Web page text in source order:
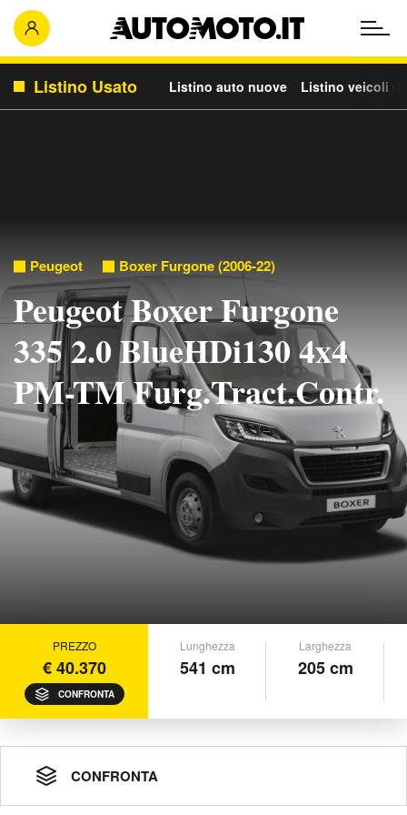
Listino Usato Listino auto nuove Listino veicoli
Peugeot Boxer Furgone (2006-22)
Peugeot Boxer Furgone
335 2.0 BlueHDi130 4x4
PM-TM Furg.Tract.Contr.
PREZZO
€ 40.370
CONFRONTA
Lunghezza
541 cm
Larghezza
205 cm
CONFRONTA